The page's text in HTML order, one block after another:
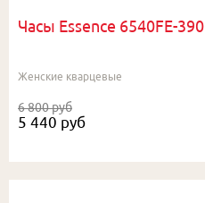
Часы Essence 6540FE-390
Женские кварцевые
6 800 руб
5 440 руб